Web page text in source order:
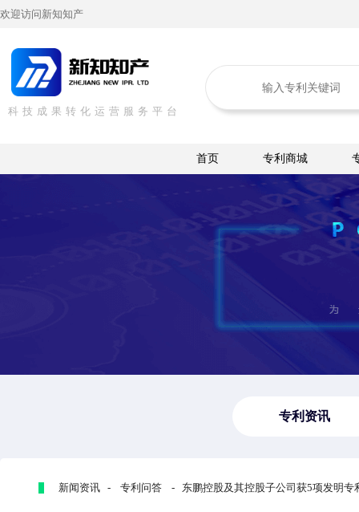
欢迎访问新知知产
科技成果转化运营服务平台
首页 专利商城
专利资讯
新闻资讯 - 专利问答 - 东鹏控股及其控股子公司获5项发明专